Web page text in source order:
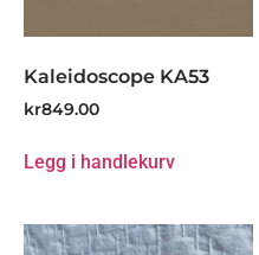
Kaleidoscope KA53
kr849.00
Legg i handlekurv